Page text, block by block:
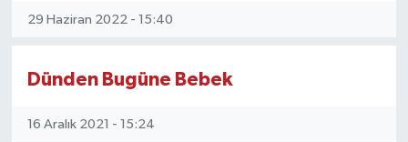
29 Haziran 2022 - 15:40
Dünden Bugüne Bebek
16 Aralık 2021 - 15:24